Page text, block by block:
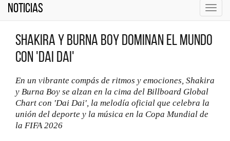
Noticias
Shakira y Burna Boy dominan el mundo
con 'Dai Dai'
En un vibrante compás de ritmos y emociones, Shakira
y Burna Boy se alzan en la cima del Billboard Global
Chart con 'Dai Dai', la melodía oficial que celebra la
unión del deporte y la música en la Copa Mundial de
la FIFA 2026